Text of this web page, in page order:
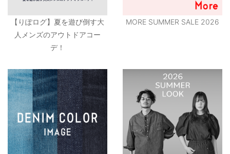
【りぽログ】夏を遊び倒す大
人メンズのアウトドアコー
デ！
MORE SUMMER SALE 2026